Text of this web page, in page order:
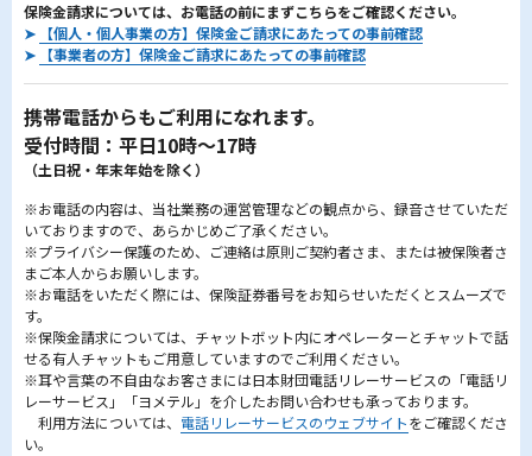
保険金請求については、お電話の前にまずこちらをご確認ください。
➤
【個人・個人事業の方】保険金ご請求にあたっての事前確認
➤
【事業者の方】保険金ご請求にあたっての事前確認
携帯電話からもご利用になれます。
受付時間：平日10時～17時
（土日祝・年末年始を除く）
※お電話の内容は、当社業務の運営管理などの観点から、録音させていただ
いておりますので、あらかじめご了承ください。
※プライバシー保護のため、ご連絡は原則ご契約者さま、または被保険者さ
まご本人からお願いします。
※お電話をいただく際には、保険証券番号をお知らせいただくとスムーズで
す。
※保険金請求については、チャットボット内にオペレーターとチャットで話
せる有人チャットもご用意していますのでご利用ください。
※耳や言葉の不自由なお客さまには日本財団電話リレーサービスの「電話リ
レーサービス」「ヨメテル」を介したお問い合わせも承っております。
利用方法については、 電話リレーサービスのウェブサイトをご確認くださ
い。